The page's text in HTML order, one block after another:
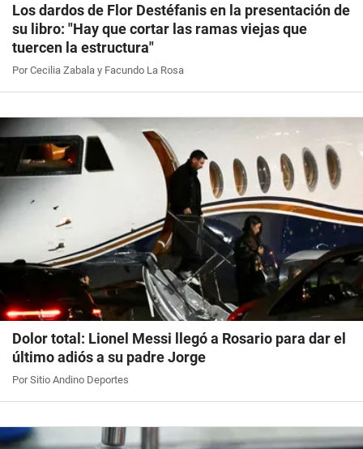
Los dardos de Flor Destéfanis en la presentación de
su libro: "Hay que cortar las ramas viejas que
tuercen la estructura"
Por Cecilia Zabala y Facundo La Rosa
Dolor total: Lionel Messi llegó a Rosario para dar el
último adiós a su padre Jorge
Por Sitio Andino Deportes